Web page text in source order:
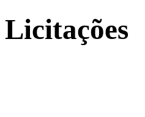
Licitações